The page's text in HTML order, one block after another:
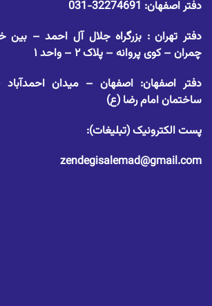
دفتر اصفهان: 32274691-031
دفتر تهران : بزرگراه جلال آل احمد – بین
چمران – کوی پروانه – پلاک ۲ – واحد ۱
دفتر اصفهان: اصفهان – میدان
ساختمان امام رضا (ع)
پست الکترونیک (تبلیغات):
zendegisalemad@gmail.com